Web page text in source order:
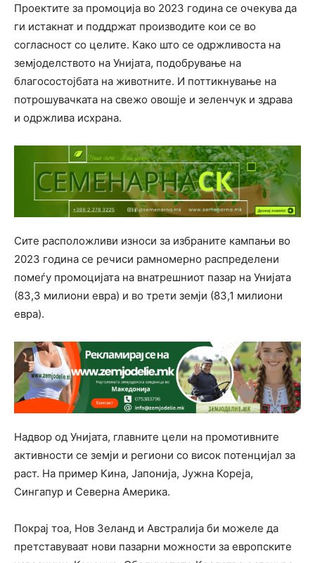
Проектите за промоција во 2023 година се очекува да
ги истакнат и поддржат производите кои се во
согласност со целите. Како што се одржливоста на
земјоделството на Унијата, подобрување на
благосостојбата на животните. И поттикнување на
потрошувачката на свежо овошје и зеленчук и здрава
и одржлива исхрана.
Сите расположливи износи за избраните кампањи во
2023 година се речиси рамномерно распределени
помеѓу промоцијата на внатрешниот пазар на Унијата
(83,3 милиони евра) и во трети земји (83,1 милиони
евра).
Надвор од Унијата, главните цели на промотивните
активности се земји и региони со висок потенцијал за
раст. На пример Кина, Јапонија, Јужна Кореја,
Сингапур и Северна Америка.
Покрај тоа, Нов Зеланд и Австралија би можеле да
претставуваат нови пазарни можности за европските